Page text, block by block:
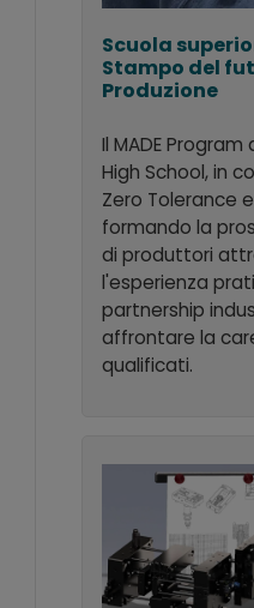
Scuola
Stampo del
Produzione
Il MADE
High School, in
Zero Tolerance
formando la
di produttori
l'esperienza
partnership
affrontare la
qualificati.